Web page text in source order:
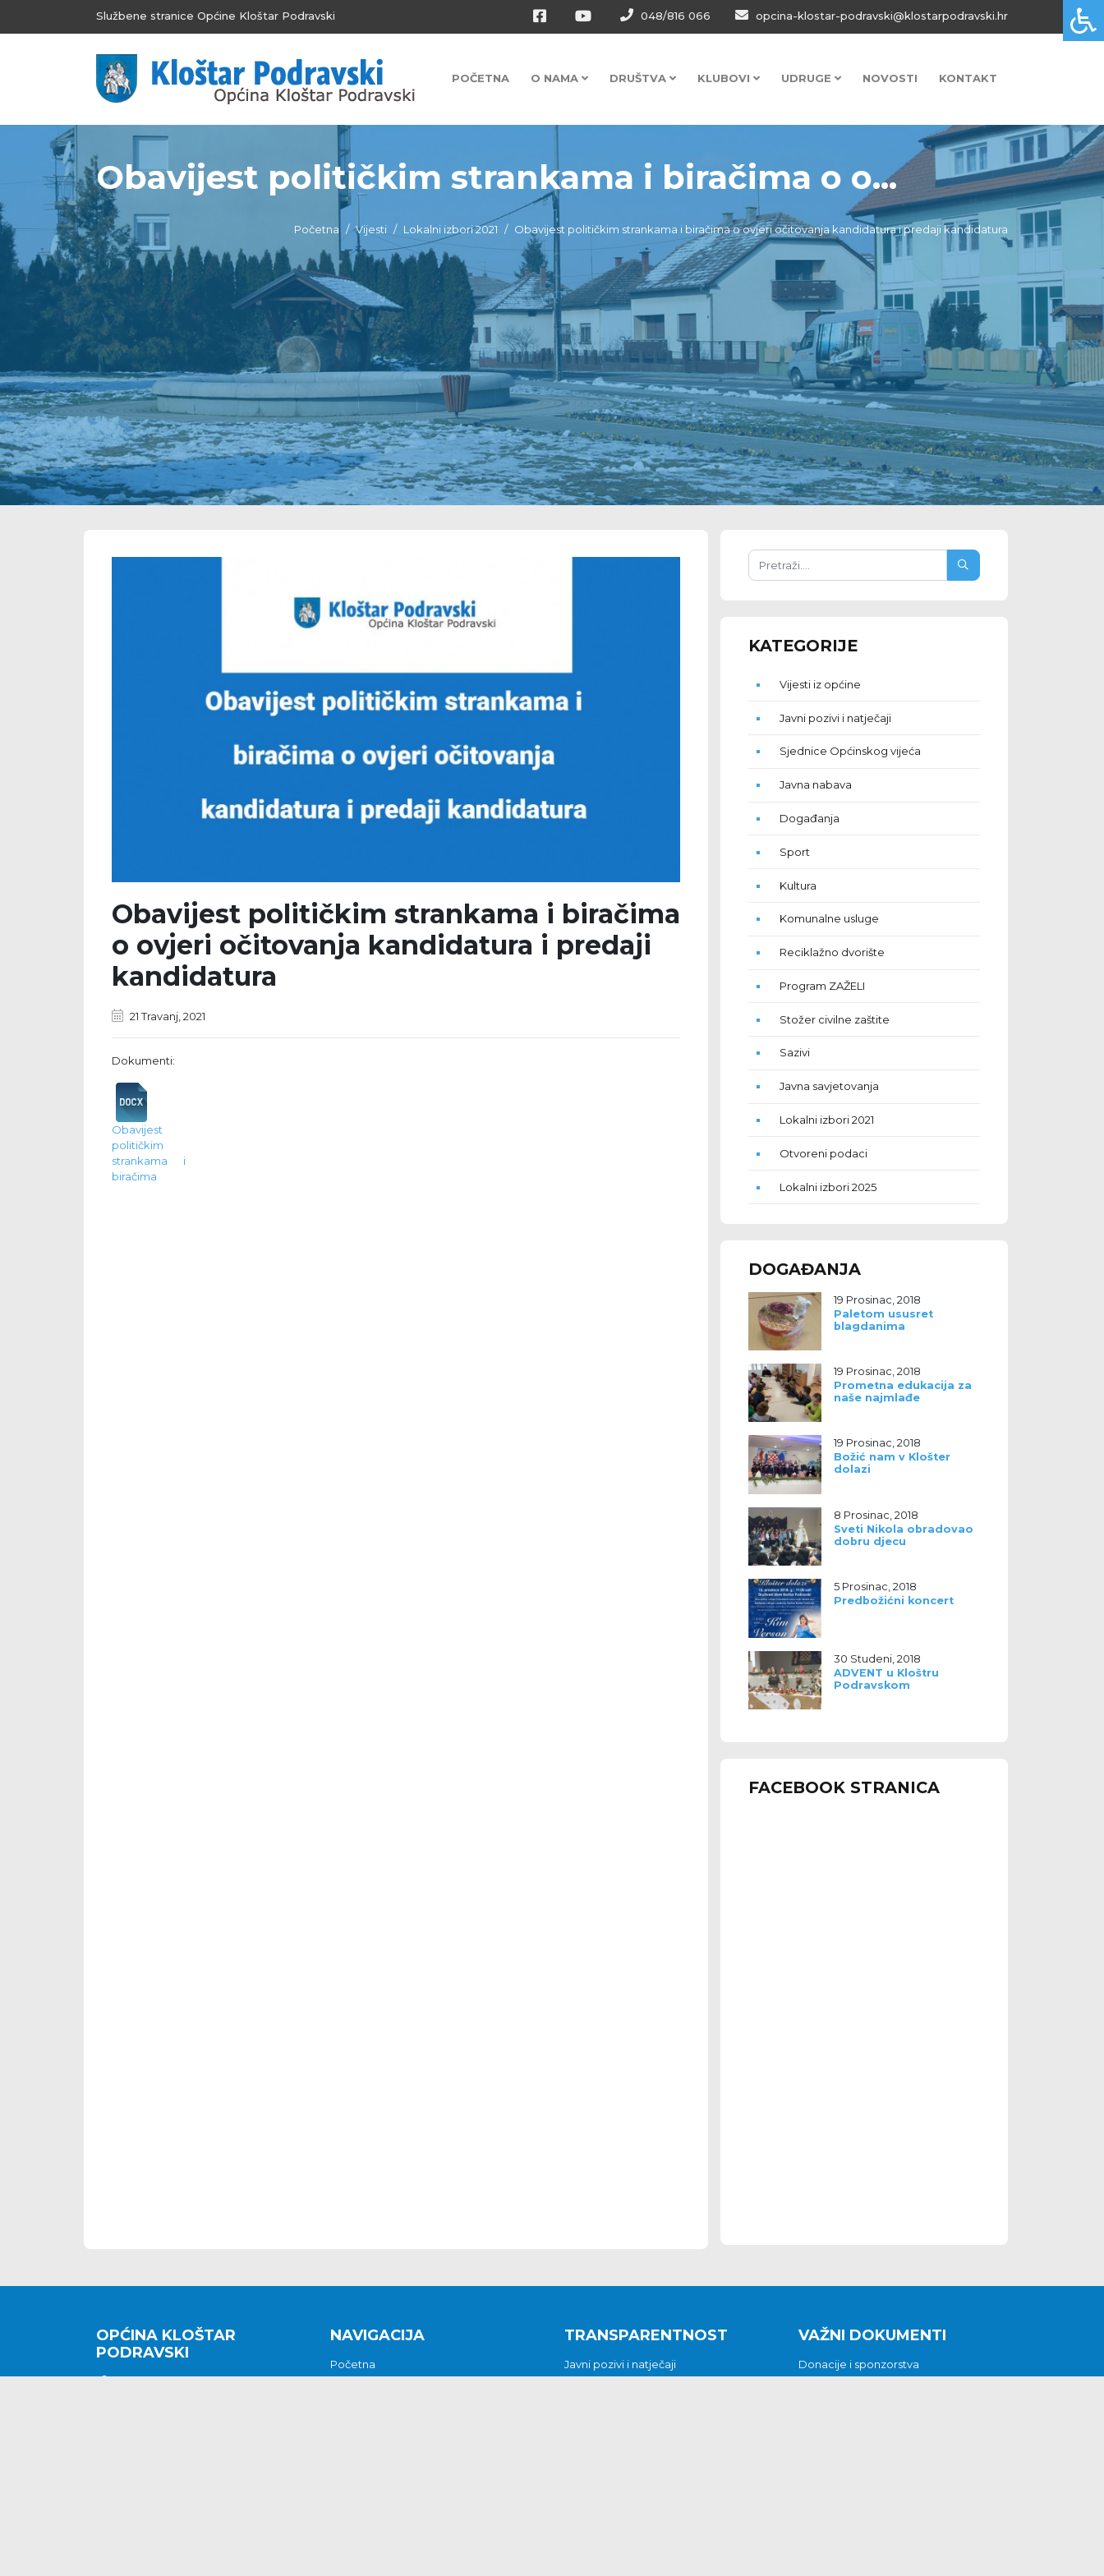
Službene stranice Općine Kloštar Podravski 048/816 066 opcina-klostar-podravski@klostarpodravski.hr
POČETNA O NAMA DRUŠTVA KLUBOVI UDRUGE NOVOSTI KONTAKT
Obavijest političkim strankama i biračima o o...
Početna Vijesti Lokalni izbori 2021 Obavijest političkim strankama i biračima o ovjeri očitovanja kandidatura i predaji kandidatura
Obavijest političkim strankama i biračima
o ovjeri očitovanja kandidatura i predaji
kandidatura
21 Travanj, 2021
Dokumenti:
Obavijest
političkim
strankama i
biračima
KATEGORIJE
Vijesti iz općine
Javni pozivi i natječaji
Sjednice Općinskog vijeća
Javna nabava
Događanja
Sport
Kultura
Komunalne usluge
Reciklažno dvorište
Program ZAŽELI
Stožer civilne zaštite
Sazivi
Javna savjetovanja
Lokalni izbori 2021
Otvoreni podaci
Lokalni izbori 2025
DOGAĐANJA
19 Prosinac, 2018
Paletom ususret
blagdanima
19 Prosinac, 2018
Prometna edukacija za
naše najmlađe
19 Prosinac, 2018
Božić nam v Klošter
dolazi
8 Prosinac, 2018
Sveti Nikola obradovao
dobru djecu
5 Prosinac, 2018
Predbožićni koncert
30 Studeni, 2018
ADVENT u Kloštru
Podravskom
FACEBOOK STRANICA
OPĆINA KLOŠTAR
PODRAVSKI
NAVIGACIJA
Početna
TRANSPARENTNOST
Javni pozivi i natječaji
VAŽNI DOKUMENTI
Donacije i sponzorstva